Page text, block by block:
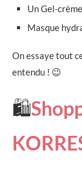
Un Gel-
Masque
On essaye tout
entendu ! 😉
🛍